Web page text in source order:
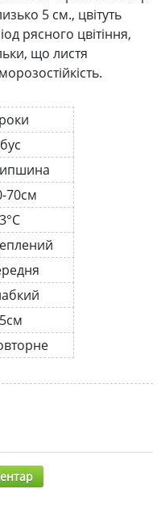
5 см., цвітуть
рясного цвітіння,
що листя
70см